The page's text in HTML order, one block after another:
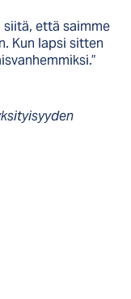
että saimme
Kun lapsi sitten